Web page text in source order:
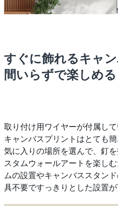
すぐに飾れるキャ
間いらずで楽しめる
取り付け用ワイヤーが付属し
キャンバスプリントはとても
気に入りの場所を選んで、釘
スタムウォールアートを楽し
ムの設置やキャンバススタン
具不要ですっきりとした設置が